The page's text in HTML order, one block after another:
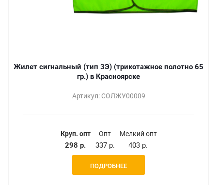
Жилет сигнальный (тип 3Э) (трикотажное полотно 65
гр.) в Красноярске
Артикул: СОЛЖУ00009
Круп. опт
298 р.
Опт
337 р.
Мелкий опт
403 р.
ПОДРОБНЕЕ